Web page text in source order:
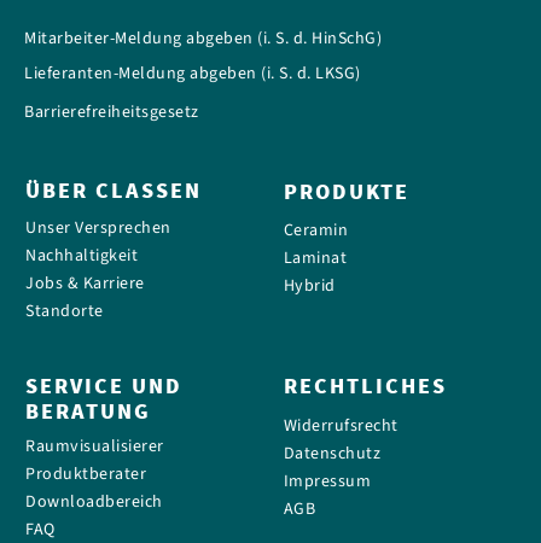
Mitarbeiter-Meldung abgeben (i. S. d. HinSchG)
Lieferanten-Meldung abgeben (i. S. d. LKSG)
Barrierefreiheitsgesetz
ÜBER CLASSEN
Unser Versprechen
Nachhaltigkeit
Jobs & Karriere
Standorte
PRODUKTE
Ceramin
Laminat
Hybrid
SERVICE UND
BERATUNG
Raumvisualisierer
Produktberater
Downloadbereich
FAQ
RECHTLICHES
Widerrufsrecht
Datenschutz
Impressum
AGB